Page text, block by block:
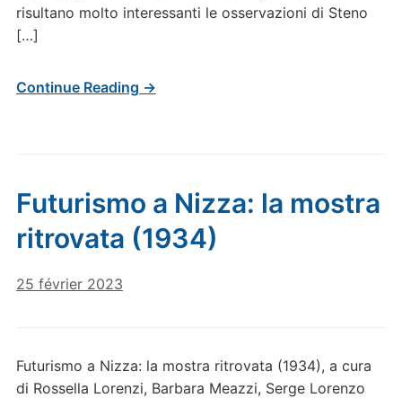
risultano molto interessanti le osservazioni di Steno
[…]
Continue Reading →
Futurismo a Nizza: la mostra
ritrovata (1934)
25 février 2023
Futurismo a Nizza: la mostra ritrovata (1934), a cura
di Rossella Lorenzi, Barbara Meazzi, Serge Lorenzo